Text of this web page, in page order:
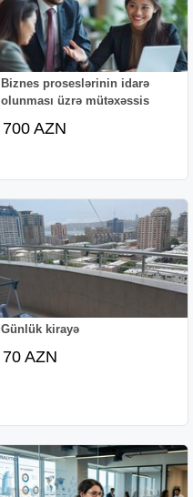
Biznes proseslərinin idarə
olunması üzrə mütəxəssis
700 AZN
Günlük kirayə
70 AZN